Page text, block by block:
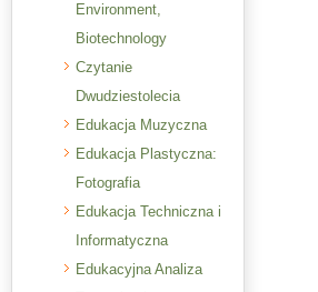
Environment,
Biotechnology
Czytanie
Dwudziestolecia
Edukacja Muzyczna
Edukacja Plastyczna:
Fotografia
Edukacja Techniczna i
Informatyczna
Edukacyjna Analiza